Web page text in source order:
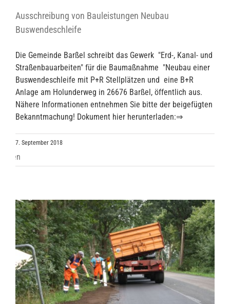
Ausschreibung von Bauleistungen Neubau
Buswendeschleife
Die Gemeinde Barßel schreibt das Gewerk "Erd-, Kanal- und
Straßenbauarbeiten" für die Baumaßnahme "Neubau einer
Buswendeschleife mit P+R Stellplätzen und eine B+R
Anlage am Holunderweg in 26676 Barßel, öffentlich aus.
Nähere Informationen entnehmen Sie bitte der beigefügten
Bekanntmachung! Dokument hier herunterladen:⇒
7. September 2018